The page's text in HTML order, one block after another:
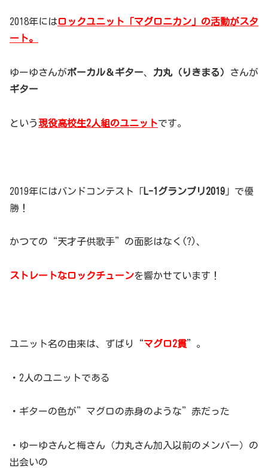
2018年にはロックユニット「マグロニカン」の活動がスタ
ート。
ゆーゆさんがボーカル＆ギター、 力丸（りきまる）
さんが
ギター
という 現役高校生2人組のユニットです。
2019年にはバンドコンテスト「L-1グランプリ2019 」で優
勝！
かつての“天才子供歌手”の面影はなく(?)、
ストレートなロックチューンを響かせています！
ユニット名の由来は、ずばり“マグロ2貫”。
・2人のユニットである
・ギターの色が”マグロの赤身のような”赤だった
・ゆーゆさんと梅さん（力丸さん加入以前のメンバー）の
出会いの